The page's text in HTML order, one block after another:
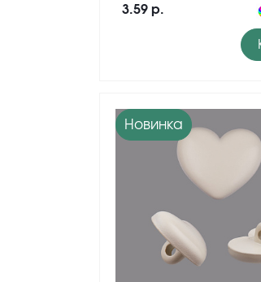
3.59 р.
Новинка